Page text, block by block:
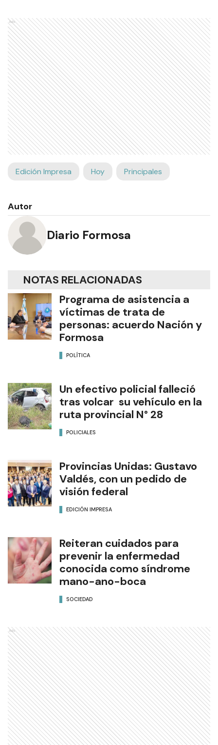
Ads
Edición Impresa Hoy Principales
Autor
Diario Formosa
NOTAS RELACIONADAS
Programa de asistencia a
víctimas de trata de
personas: acuerdo Nación y
Formosa
POLÍTICA
Un efectivo policial falleció
tras volcar su vehículo en la
ruta provincial N° 28
POLICIALES
Provincias Unidas: Gustavo
Valdés, con un pedido de
visión federal
EDICIÓN IMPRESA
Reiteran cuidados para
prevenir la enfermedad
conocida como síndrome
mano-ano-boca
SOCIEDAD
Ads